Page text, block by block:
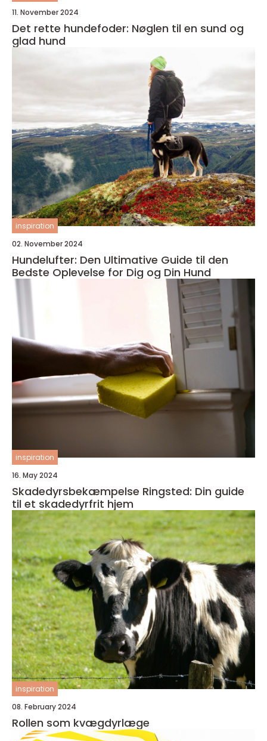
11. November 2024
Det rette hundefoder: Nøglen til en sund og
glad hund
inspiration
02. November 2024
Hundelufter: Den Ultimative Guide til den
Bedste Oplevelse for Dig og Din Hund
inspiration
16. May 2024
Skadedyrsbekæmpelse Ringsted: Din guide
til et skadedyrfrit hjem
inspiration
08. February 2024
Rollen som kvægdyrlæge